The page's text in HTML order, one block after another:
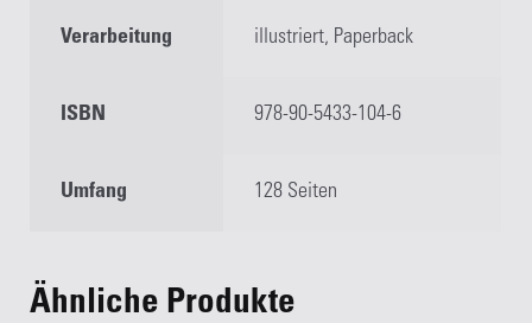
Verarbeitung illustriert, Paperback
ISBN 978-90-5433-104-6
Umfang 128 Seiten
Ähnliche Produkte